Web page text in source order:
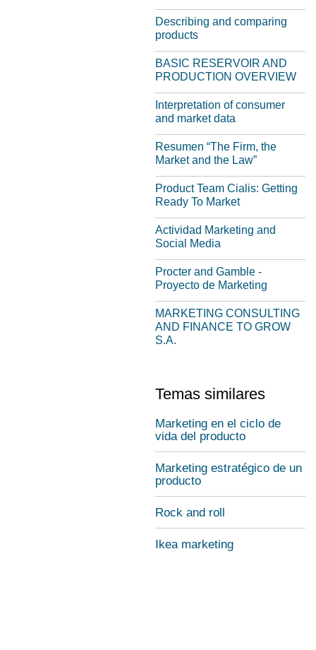
Describing and comparing
products
BASIC RESERVOIR AND
PRODUCTION OVERVIEW
Interpretation of consumer
and market data
Resumen “The Firm, the
Market and the Law”
Product Team Cialis: Getting
Ready To Market
Actividad Marketing and
Social Media
Procter and Gamble -
Proyecto de Marketing
MARKETING CONSULTING
AND FINANCE TO GROW
S.A.
Temas similares
Marketing en el ciclo de
vida del producto
Marketing estratégico de un
producto
Rock and roll
Ikea marketing